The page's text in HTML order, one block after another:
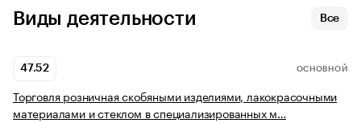
Виды деятельности Все
47.52 ОСНОВНОЙ
Торговля розничная скобяными изделиями, лакокрасочными
материалами и стеклом в специализированных м…